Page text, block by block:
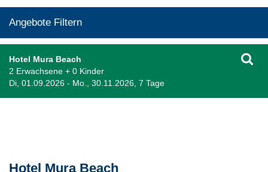
Angebote Filtern
Hotel Mura Beach
2 Erwachsene + 0 Kinder
Di, 01.09.2026 - Mo., 30.11.2026, 7 Tage
Hotel Mura Beach